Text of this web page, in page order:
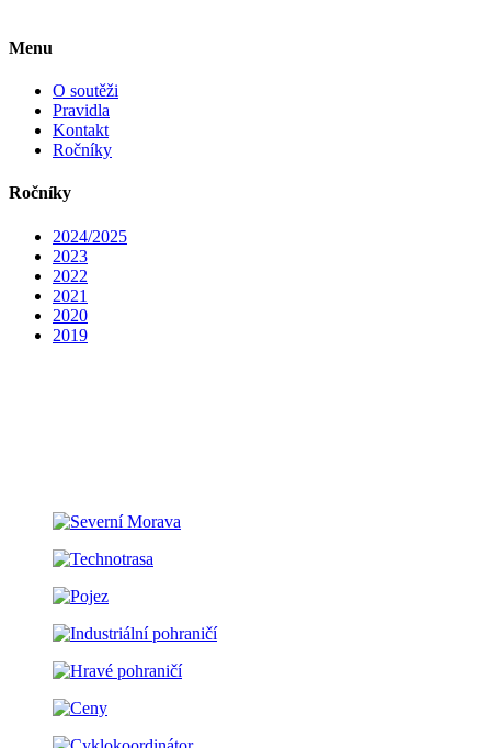
Menu
O soutěži
Pravidla
Kontakt
Ročníky
Ročníky
2024/2025
2023
2022
2021
2020
2019